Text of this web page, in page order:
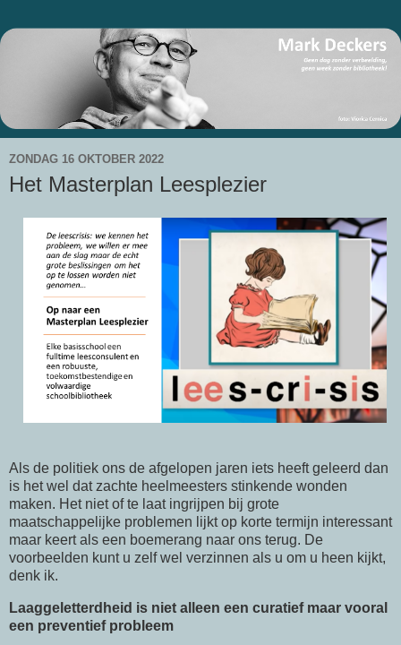
ZONDAG 16 OKTOBER 2022
Het Masterplan Leesplezier
Als de politiek ons de afgelopen jaren iets heeft geleerd dan
is het wel dat zachte heelmeesters stinkende wonden
maken. Het niet of te laat ingrijpen bij grote
maatschappelijke problemen lijkt op korte termijn interessant
maar keert als een boemerang naar ons terug. De
voorbeelden kunt u zelf wel verzinnen als u om u heen kijkt,
denk ik.
Laaggeletterdheid is niet alleen een curatief maar vooral
een preventief probleem